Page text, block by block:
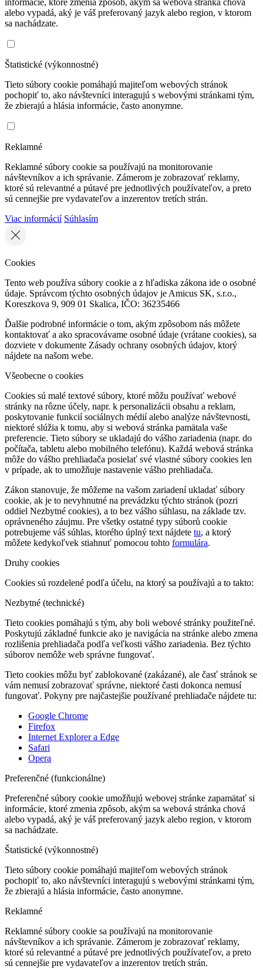
informácie, ktoré zmenia zpôsob, akým sa webová stránka chová
alebo vypadá, aký je váš preferovaný jazyk alebo region, v ktorom
sa nachádzate.
Štatistické (výkonnostné)
Tieto súbory cookie pomáhajú majiteľom webových stránok
pochopiť to, ako návštevníci interagujú s webovými stránkami tým,
že zbierajú a hlásia informácie, často anonymne.
Reklamné
Reklamné súbory cookie sa používajú na monitorovanie
návštevníkov a ich správanie. Zámerom je zobrazovať reklamy,
ktoré sú relevantné a pútavé pre jednotlivých používateľov, a preto
sú cennejšie pre vydavateľov a inzerentov tretích strán.
Viac informácií Súhlasím
Cookies
Tento web používa súbory cookie a z hľadiska zákona ide o osobné
údaje. Správcom týchto osobných údajov je Amicus SK, s.r.o.,
Koreszkova 9, 909 01 Skalica, IČO: 36235466
Ďalšie podrobné informácie o tom, akým zpôsobom nás môžete
kontaktovať a ako spracovávame osobné údaje (vrátane cookies), sa
dozviete v dokumente Zásady ochrany osobných údajov, ktorý
nájdete na našom webe.
Všeobecne o cookies
Cookies sú malé textové súbory, ktoré môžu používať webové
stránky na rôzne účely, napr. k personalizácii obsahu a reklam,
poskytovanie funkcií sociálnych médií alebo analýze návštevnosti,
niektoré slúžia k tomu, aby si webová stránka pamätala vaše
preferencie. Tieto súbory se ukladajú do vášho zariadenia (napr. do
počítača, tabletu alebo mobilného telefónu). Každá webová stránka
môže do vášho prehliadača posielať své vlastné súbory cookies len
v prípade, ak to umožňuje nastavenie vášho prehliadača.
Zákon stanovuje, že môžeme na vašom zariadení ukladať súbory
cookie, ak je to nevyhnutné na prevádzku týchto stránok (pozri
oddiel Nezbytné cookies), a to bez vášho súhlasu, na základe tzv.
oprávneného záujmu. Pre všetky ostatné typy súborů cookie
potrebujeme váš súhlas, ktorého úplný text nájdete tu, a ktorý
môžete kedykoľvek stiahnuť pomocou tohto formulára.
Druhy cookies
Cookies sú rozdelené podľa účelu, na ktorý sa používajú a to takto:
Nezbytné (technické)
Tieto cookies pomáhajú s tým, aby boli webové stránky použiteľné.
Poskytujú základné funkcie ako je navigácia na stránke alebo zmena
rozlišenia prehliadača podľa veľkosti vášho zariadenia. Bez týchto
súborov nemôže web správne fungovať.
Tieto cookies môžu byť zablokované (zakázané), ale časť stránok se
vám nemusí zobrazovať správne, niektoré časti dokonca nemusí
fungovať. Pokyny pre najčastejšie používané prehliadače nájdete tu:
Google Chrome
Firefox
Internet Explorer a Edge
Safari
Opera
Preferenčné (funkcionálne)
Preferenčné súbory cookie umožňujú webovej stránke zapamätať si
informácie, ktoré zmenia zpôsob, akým sa webová stránka chová
alebo vypadá, aký je váš preferovaný jazyk alebo region, v ktorom
sa nachádzate.
Štatistické (výkonnostné)
Tieto súbory cookie pomáhajú majiteľom webových stránok
pochopiť to, ako návštevníci interagujú s webovými stránkami tým,
že zbierajú a hlásia informácie, často anonymne.
Reklamné
Reklamné súbory cookie sa používajú na monitorovanie
návštevníkov a ich správanie. Zámerom je zobrazovať reklamy,
ktoré sú relevantné a pútavé pre jednotlivých používateľov, a preto
sú cennejšie pre vydavateľov a inzerentov tretích strán.